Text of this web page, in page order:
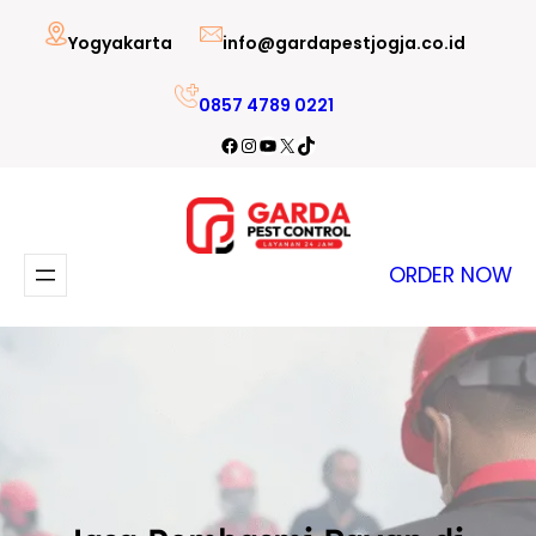
Lewati
Yogyakarta info@gardapestjogja.co.id
0857 4789 0221
Facebook
Instagram
YouTube
X TikTok
ORDER NOW